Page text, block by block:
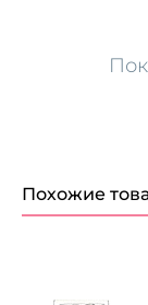
Похожие